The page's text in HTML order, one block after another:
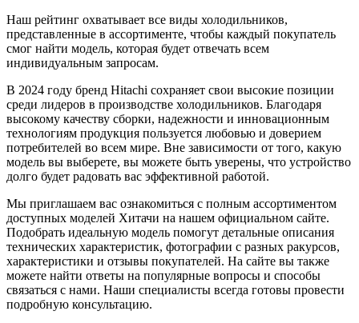
Наш рейтинг охватывает все виды холодильников,
представленные в ассортименте, чтобы каждый покупатель
смог найти модель, которая будет отвечать всем
индивидуальным запросам.
В 2024 году бренд Hitachi сохраняет свои высокие позиции
среди лидеров в производстве холодильников. Благодаря
высокому качеству сборки, надежности и инновационным
технологиям продукция пользуется любовью и доверием
потребителей во всем мире. Вне зависимости от того, какую
модель вы выберете, вы можете быть уверены, что устройство
долго будет радовать вас эффективной работой.
Мы приглашаем вас ознакомиться с полным ассортиментом
доступных моделей Хитачи на нашем официальном сайте.
Подобрать идеальную модель помогут детальные описания
технических характеристик, фотографии с разных ракурсов,
характеристики и отзывы покупателей. На сайте вы также
можете найти ответы на популярные вопросы и способы
связаться с нами. Наши специалисты всегда готовы провести
подробную консультацию.